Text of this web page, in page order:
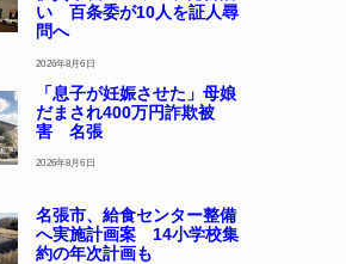
い 百条委が10人を証人尋
問へ
2026年8月6日
「息子が妊娠させた」母娘
だまされ400万円詐欺被
害 名張
2026年8月6日
名張市、給食センター整備
へ実施計画案 14小学校集
約の年次計画も